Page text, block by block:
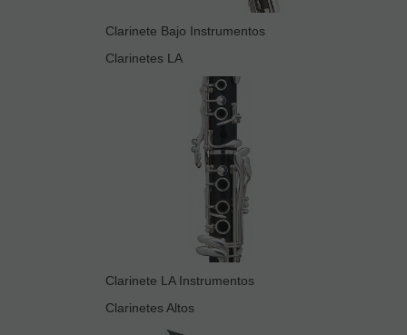
Clarinete Bajo Instrumentos
Clarinetes LA
Clarinete LA Instrumentos
Clarinetes Altos